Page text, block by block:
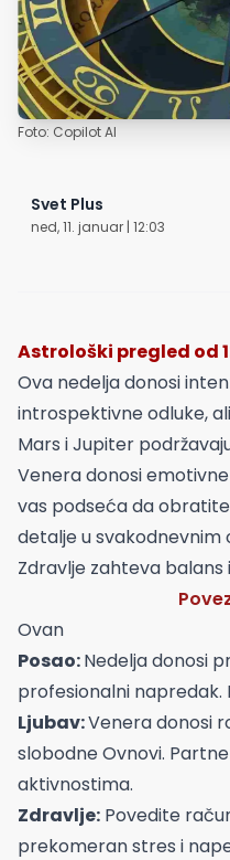
Foto: Copilot AI
Svet Plus
ned, 11. januar | 12:03
Astrološki pregled od
Ova nedelja donosi
introspektivne odluke,
Mars i Jupiter
Venera donosi
vas podseća da
detalje u svakodnevnim
Zdravlje zahteva
Ovan
Posao:Nedelja donosi
profesionalni napredak.
Ljubav:Venera donosi
slobodne Ovnovi.
aktivnostima.
Zdravlje: Povedite
prekomeran stres i